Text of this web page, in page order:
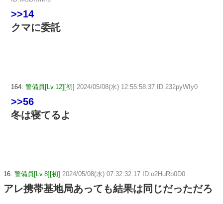
>>14
クマに委託
164: 警備員[Lv.12][初] 2024/05/08(水) 12:55:58.37 ID:232pyWIy0
>>56
冬は寝てるよ
16: 警備員[Lv.8][初] 2024/05/08(水) 07:32:32.17 ID:o2HuRb0D0
アレ携帯基地局あっても結果は同じだっただろ